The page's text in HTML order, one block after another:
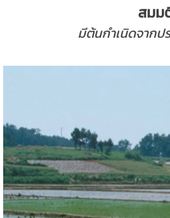
สมม
มีต้นกำเนิดจากป